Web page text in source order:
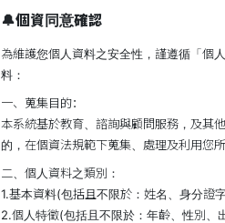
🔔個資同意確認
為維護您個人資料之安全性，謹遵循「個
料：
一、蒐集目的：
本系統基於教育、諮詢與顧問服務，及其
的，在個資法規範下蒐集、處理及利用您
二、個人資料之類別：
1.基本資料(包括且不限於：姓名、身分證
2.個人特徵(包括且不限於：年齡、性別、